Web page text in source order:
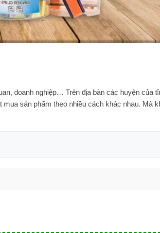
doanh nghiệp… Trên địa bàn các huyện của
sản phẩm theo nhiều cách khác nhau. Mà